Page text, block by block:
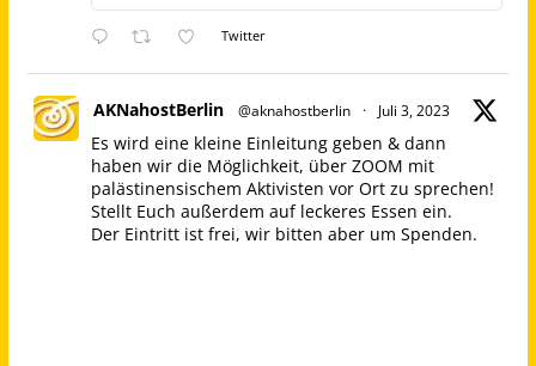
Twitter
AKNahostBerlin @aknahostberlin · Juli 3, 2023
Es wird eine kleine Einleitung geben & dann
haben wir die Möglichkeit, über ZOOM mit
palästinensischem Aktivisten vor Ort zu sprechen!
Stellt Euch außerdem auf leckeres Essen ein.
Der Eintritt ist frei, wir bitten aber um Spenden.